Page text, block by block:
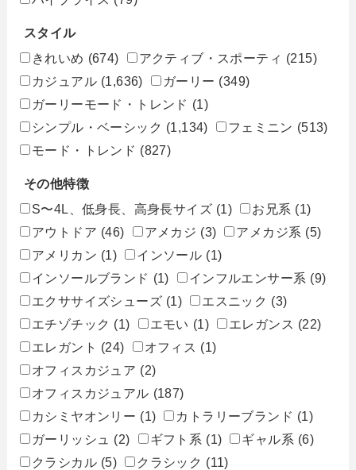
スタイル
きれいめ (674) アクティブ・スポーティ (215)
カジュアル (1,636) ガーリー (349)
ガーリーモード・トレンド (1)
シンプル・ベーシック (1,134) フェミニン (513)
モード・トレンド (827)
その他特徴
S〜4L、低身長、高身長サイズ (1) お兄系 (1)
アウトドア (46) アメカジ (3) アメカジ系 (5)
アメリカン (1) インソール (1)
インソールブランド (1) インフルエンサー系 (9)
エクササイズシューズ (1) エスニック (3)
エチゾチック (1) エモい (1) エレガンス (22)
エレガント (24) オフィス (1)
オフィスカジュア (2)
オフィスカジュアル (187)
カシミヤオンリー (1) カトラリーブランド (1)
ガーリッシュ
(2) ギフト系 (1) ギャル系 (6)
クラシカル (5) クラシック (11)